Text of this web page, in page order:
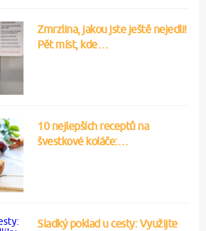
Zmrzlina, jakou jste ještě nejedli!
Pět míst, kde…
10 nejlepších receptů na
švestkové koláče:…
Sladký poklad u cesty: Využijte